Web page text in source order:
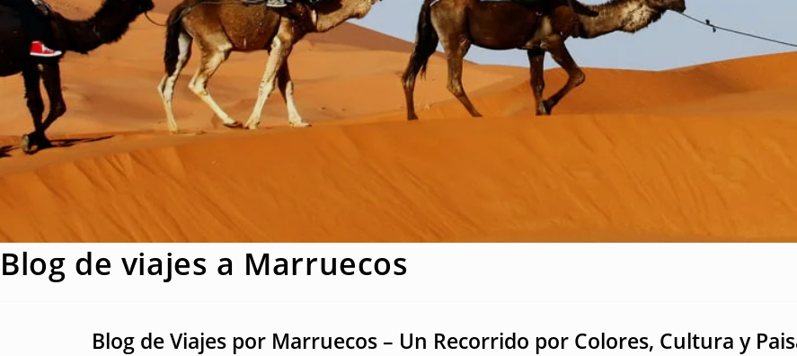
Blog de viajes a Marruecos
Blog de Viajes por Marruecos – Un Recorrido por Colores, Cultura y